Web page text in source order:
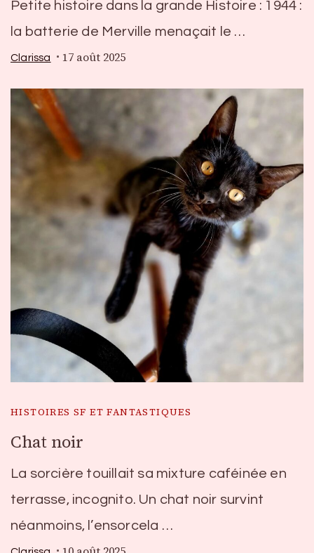
Petite histoire dans la grande Histoire : 1944 :
la batterie de Merville menaçait le …
Clarissa 17 août 2025
HISTOIRES SF ET FANTASTIQUES
Chat noir
La sorcière touillait sa mixture caféinée en
terrasse, incognito. Un chat noir survint
néanmoins, l’ensorcela …